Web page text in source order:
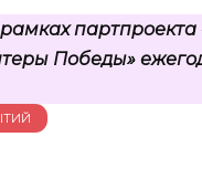
Победы»